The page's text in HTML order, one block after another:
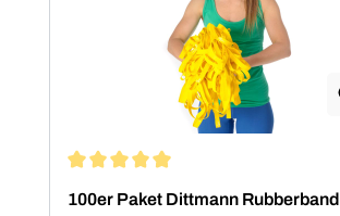
100er Paket Dittmann Rubberband